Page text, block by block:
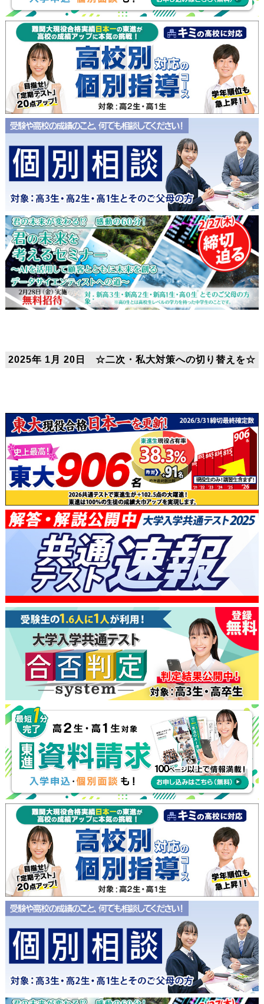
2025年 1月 20日 ☆二次・私大対策への切り替えを☆